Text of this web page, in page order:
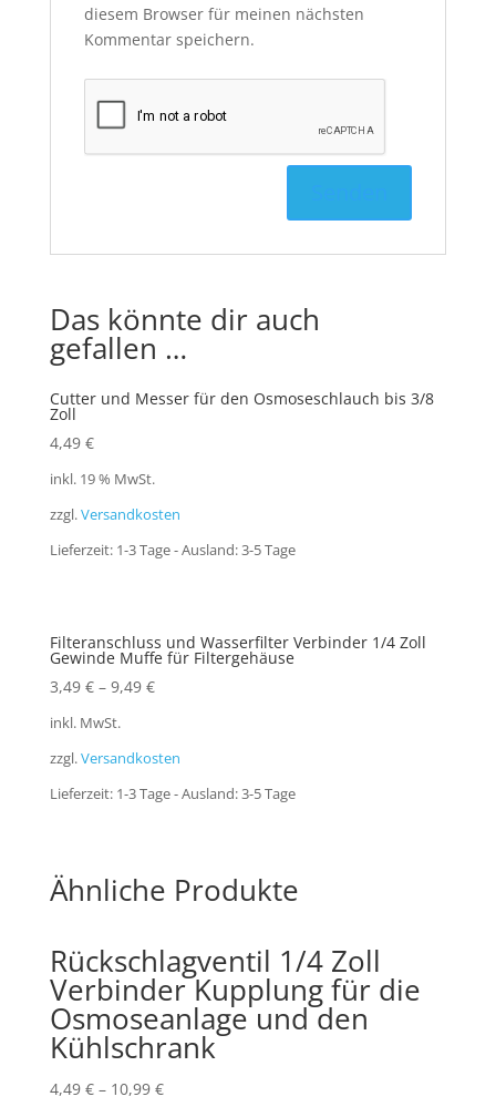
diesem Browser für meinen nächsten
Kommentar speichern.
Das könnte dir auch
gefallen …
Cutter und Messer für den Osmoseschlauch bis 3/8
Zoll
4,49 €
inkl. 19 % MwSt.
zzgl.Versandkosten
Lieferzeit: 1-3 Tage - Ausland: 3-5 Tage
Filteranschluss und Wasserfilter Verbinder 1/4 Zoll
Gewinde Muffe für Filtergehäuse
3,49 €– 9,49 €
inkl. MwSt.
zzgl.Versandkosten
Lieferzeit: 1-3 Tage - Ausland: 3-5 Tage
Ähnliche Produkte
Rückschlagventil 1/4 Zoll
Verbinder Kupplung für die
Osmoseanlage und den
Kühlschrank
4,49 €– 10,99 €